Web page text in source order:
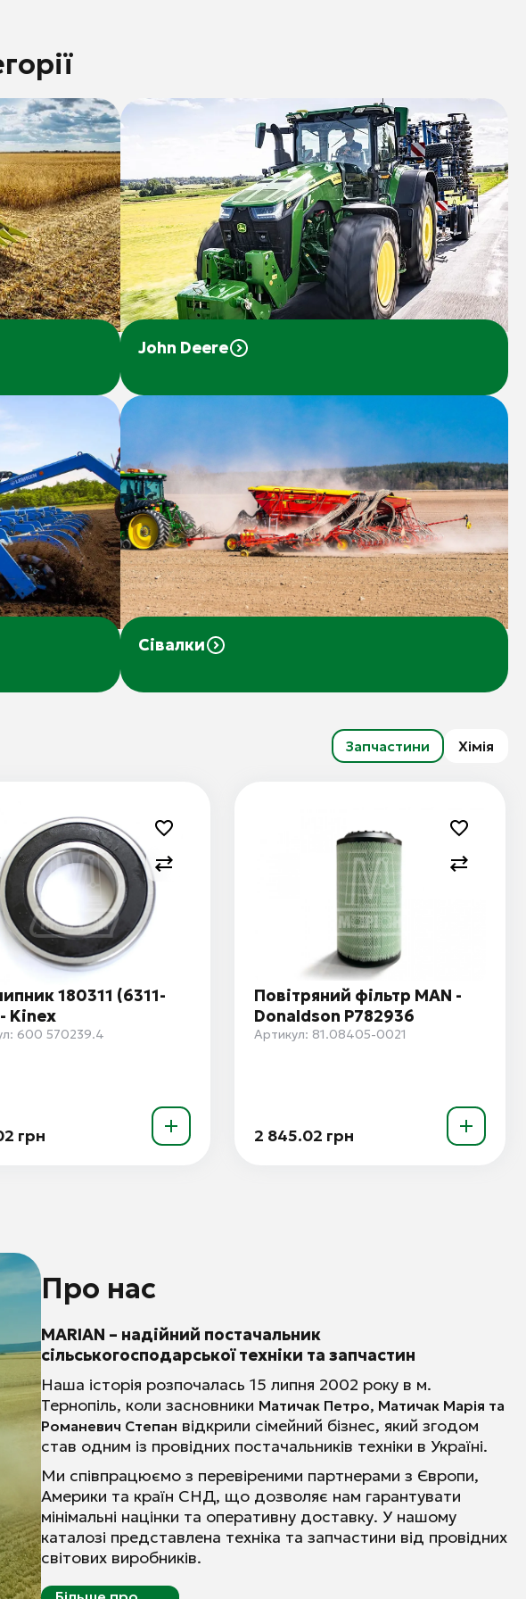
John Deere
Сівалки
Запчастини Хімія
180311 (6311-
Kinex
600 570239.4
грн
Повітряний фільтр MAN -
Donaldson P782936
Артикул: 81.08405-0021
2 845.02 грн
Про нас
MARIAN – надійний постачальник
сільськогосподарської техніки та запчастин
Наша історія розпочалась 15 липня 2002 року в м.
Тернопіль, коли засновники Матичак Петро, Матичак Марія та
Романевич Степан відкрили сімейний бізнес, який згодом
став одним із провідних постачальників техніки в Україні.
Ми співпрацюємо з перевіреними партнерами з Європи,
Америки та країн СНД, що дозволяє нам гарантувати
мінімальні націнки та оперативну доставку. У нашому
каталозі представлена техніка та запчастини від провідних
світових виробників.